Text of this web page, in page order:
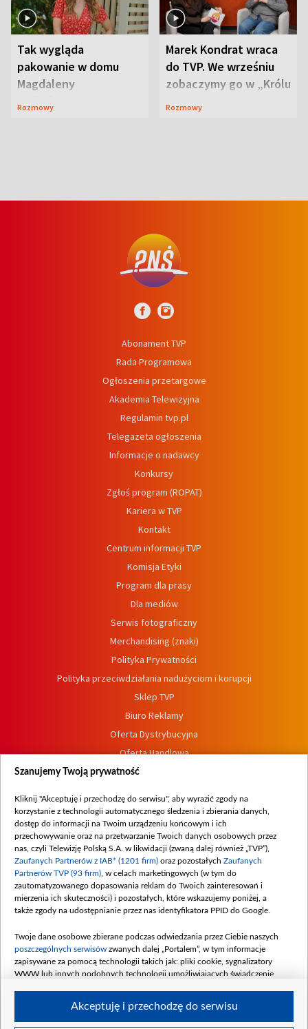
Tak wygląda
pakowanie w domu
Magdaleny
Waligórskiej-Lisieckiej.
Rozmowy
Marek Kondrat wraca
do TVP. We wrześniu
zobaczymy go w „Królu
Maciusiu I”
Rozmowy
Abonament TVP
Rada Programowa
Ogłoszenia przetargowe
Akademia Telewizyjna
Regulamin tvp.pl
Telegazeta ogłoszenia
Informacje o nadawcy
Konkursy
Zgłoś program (ROPAT)
Kariera w TVP
Kontakt
Centrum informacji TVP
Komisja Etyki
Program dla prasy
Dla mediów
Serwis fotograficzny
Merchandising (znaki)
Polityka Prywatności
Polityka przeciwdziałania nadużyciom i korupcji
Sklep TVP
Biuro Reklamy
Oferta Dystrybucyjna
Oferta Handlowa
Dostępność
Procedura zgłoszeń wewnętrznych
Szanujemy Twoją prywatność
Kliknij "Akceptuję i przechodzę do serwisu", aby wyrazić zgody na
korzystanie z technologii automatycznego śledzenia i zbierania danych,
dostęp do informacji na Twoim urządzeniu końcowym i ich
przechowywanie oraz na przetwarzanie Twoich danych osobowych przez
nas, czyli Telewizję Polską S.A. w likwidacji (zwaną dalej również „TVP”),
Zaufanych Partnerów z IAB* (1201 firm) oraz pozostałych Zaufanych
Partnerów TVP (93 firm) , w celach marketingowych (w tym do
zautomatyzowanego dopasowania reklam do Twoich zainteresowań i
mierzenia ich skuteczności) i pozostałych, które wskazujemy poniżej, a
także zgody na udostępnianie przez nas identyfikatora PPID do Google.
Twoje dane osobowe zbierane podczas odwiedzania przez Ciebie naszych
poszczególnych serwisów zwanych dalej „Portalem”, w tym informacje
zapisywane za pomocą technologii takich jak: pliki cookie, sygnalizatory
WWW lub innych podobnych technologii umożliwiających świadczenie
Akceptuję i przechodzę do serwisu